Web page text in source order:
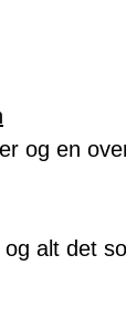
og en
alt det